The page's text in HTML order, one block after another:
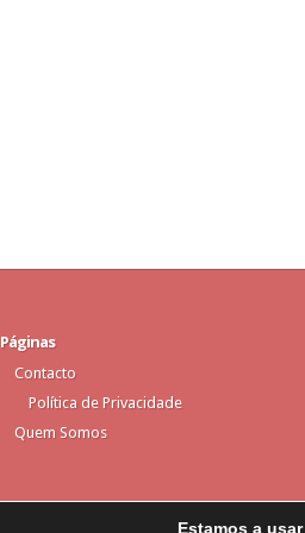
Páginas
Contacto
Política de Privacidade
Quem Somos
Estamos a